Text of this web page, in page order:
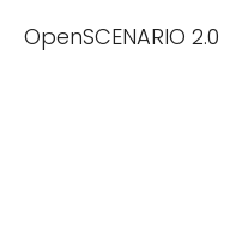
OpenSCENARIO 2.0
司产品内容与服务。您